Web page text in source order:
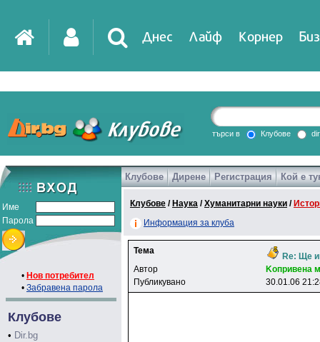
Днес Лайф Корнер
DirTV Impressio
Games
търси в Клубове
Име
Парола
• Нов потребител
• Забравена парола
Клубове
• Dir.bg
Клубове Дирене Регистрация Кой е
Клубове / Наука /Хуманитарни науки /
Информация за клуба
Тема
Re: Ще
Автор
Koпpивeнa
Публикувано
30.01.06